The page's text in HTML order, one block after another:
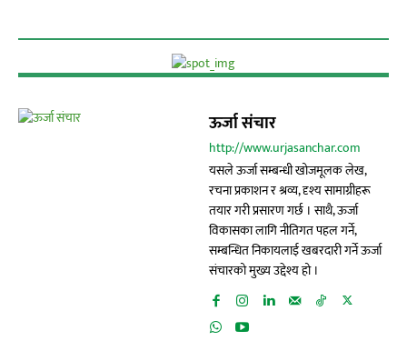
ऊर्जा संचार
http://www.urjasanchar.com
यसले ऊर्जा सम्बन्धी खोजमूलक लेख,
रचना प्रकाशन र श्रव्य, दृश्य सामाग्रीहरू
तयार गरी प्रसारण गर्छ । साथै, ऊर्जा
विकासका लागि नीतिगत पहल गर्ने,
सम्बन्धित निकायलाई खबरदारी गर्ने ऊर्जा
संचारको मुख्य उद्देश्य हो ।